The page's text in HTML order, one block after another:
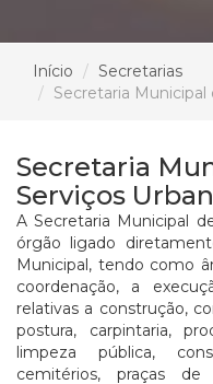
Início
Secretarias
Secretaria Municipal
Secretaria
Serviços
A Secretaria Municipal
órgão ligado
Municipal, tendo como
coordenação, a
relativas a construção,
postura, carpintaria,
limpeza pública,
cemitérios, praças